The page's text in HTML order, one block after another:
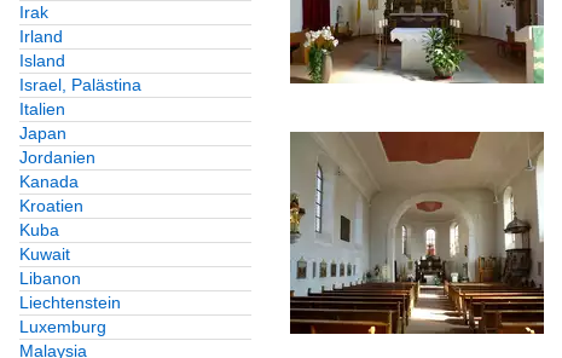
Irak
Irland
Island
Israel, Palästina
Italien
Japan
Jordanien
Kanada
Kroatien
Kuba
Kuwait
Libanon
Liechtenstein
Luxemburg
Malaysia